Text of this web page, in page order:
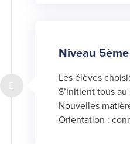
Niveau 5ème
Les élèves
S’initient tous
Nouvelles
Orientation :